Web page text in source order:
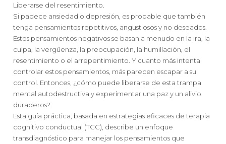
Liberarse del resentimiento.
Si padece ansiedad o depresión, es probable que también
tenga pensamientos repetitivos, angustiosos y no deseados.
Estos pensamientos negativos se basan a menudo en la ira, la
culpa, la vergüenza, la preocupación, la humillación, el
resentimiento o el arrepentimiento. Y cuanto más intenta
controlar estos pensamientos, más parecen escapar a su
control. Entonces, ¿cómo puede liberarse de esta trampa
mental autodestructiva y experimentar una paz y un alivio
duraderos?
Esta guía práctica, basada en estrategias eficaces de terapia
cognitivo conductual (TCC), describe un enfoque
transdiagnóstico para manejar los pensamientos que